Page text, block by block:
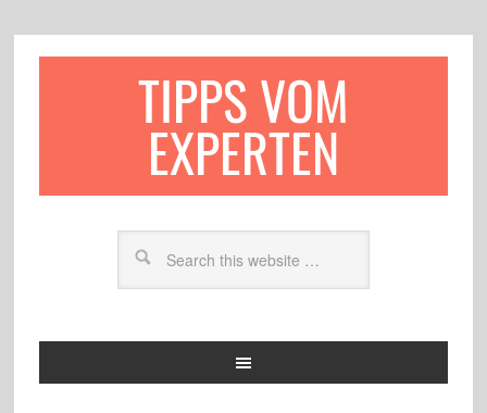
TIPPS VOM
EXPERTEN